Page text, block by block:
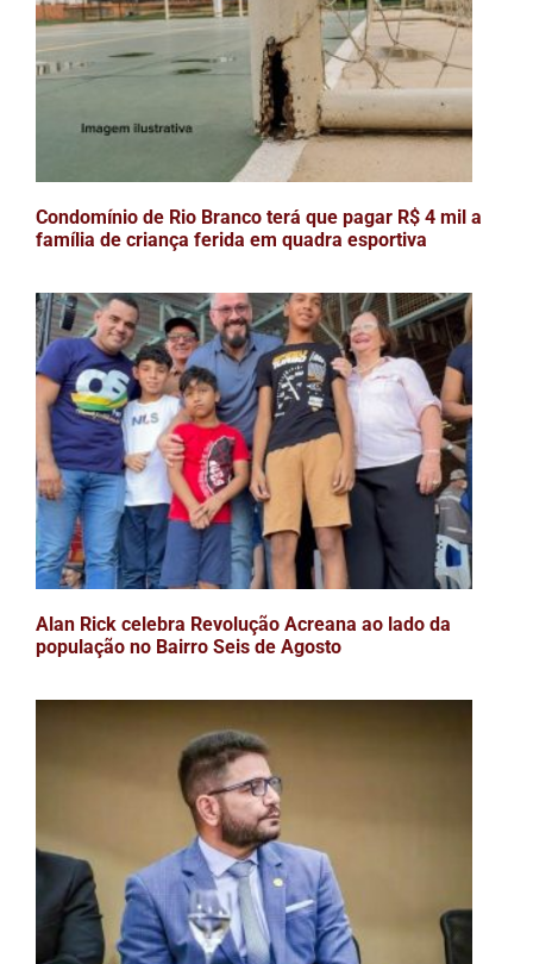
Condomínio de Rio Branco terá que pagar R$ 4 mil a
família de criança ferida em quadra esportiva
Alan Rick celebra Revolução Acreana ao lado da
população no Bairro Seis de Agosto